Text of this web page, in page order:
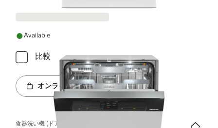
Available
比較
オンラインショップへ
食器洗い機 (ドア材取付専用タイプ)